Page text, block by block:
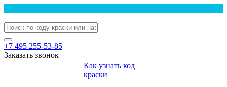
+7 495 255-53-85
Заказать звонок
Как узнать код
краски